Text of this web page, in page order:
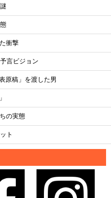
衝撃
言ビジョン
原稿」を渡した男
の実態
ト